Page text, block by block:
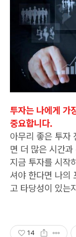
투자는 나에게 가
중요합니다.
아무리 좋은 투자
면 더 많은 시간
지금 투자를 시작
셔야 한다면 나의
고 타당성이 있는
14